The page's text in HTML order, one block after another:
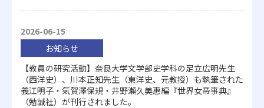
2026-06-15
お知らせ
【教員の研究活動】奈良大学文学部史学科の足立広明先生
（西洋史）、川本正知先生（東洋史、元教授）も執筆された
義江明子・氣賀澤保規・井野瀬久美惠編『世界女帝事典』
（勉誠社）が刊行されました。